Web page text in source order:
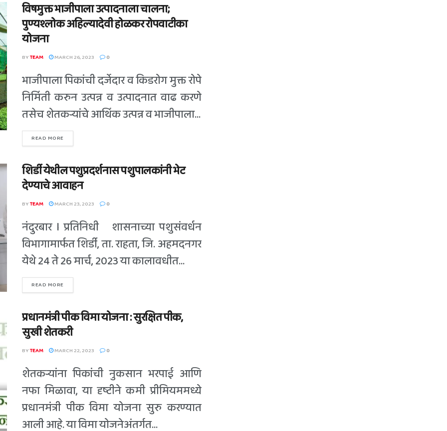
विषमुक्त भाजीपाला उत्पादनाला चालना;
पुण्यश्लोक अहिल्यादेवी होळकर रोपवाटीका
योजना
BYTEAM MARCH 26, 2023 0
भाजीपाला पिकांची दर्जेदार व किडरोग मुक्त रोपे
निर्मिती करुन उत्पन्न व उत्पादनात वाढ करणे
तसेच शेतकऱ्यांचे आर्थिक उत्पन्न व भाजीपाला...
READ MORE
शिर्डी येथील पशुप्रदर्शनास पशुपालकांनी भेट
देण्याचे आवाहन
BYTEAM MARCH 23, 2023 0
नंदुरबार l प्रतिनिधी शासनाच्या पशुसंवर्धन
विभागामार्फत शिर्डी, ता. राहता, जि. अहमदनगर
येथे 24 ते 26 मार्च, 2023 या कालावधीत...
READ MORE
प्रधानमंत्री पीक विमा योजना : सुरक्षित पीक,
सुखी शेतकरी
BYTEAM MARCH 22, 2023 0
शेतकऱ्यांना पिकांची नुकसान भरपाई आणि
नफा मिळावा, या दृष्टीने कमी प्रीमियममध्ये
प्रधानमंत्री पीक विमा योजना सुरु करण्यात
आली आहे. या विमा योजनेअंतर्गत...